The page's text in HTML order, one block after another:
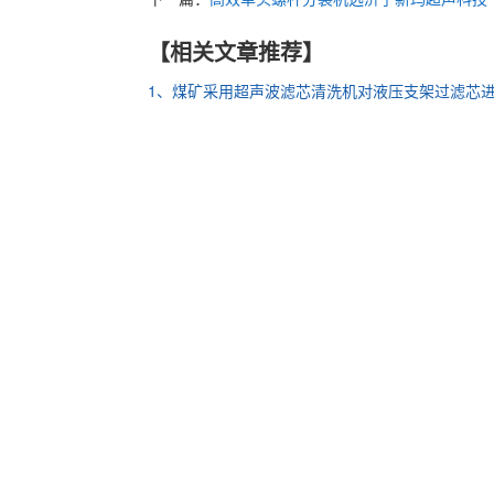
【相关文章推荐】
1、煤矿采用超声波滤芯清洗机对液压支架过滤芯